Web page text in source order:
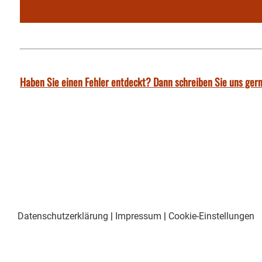
Haben Sie einen Fehler entdeckt? Dann schreiben Sie uns
Datenschutzerklärung | Impressum | Cookie-Einstellungen